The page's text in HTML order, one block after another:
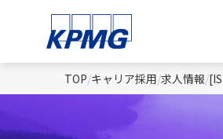
TOP キャリア採用 求人情報